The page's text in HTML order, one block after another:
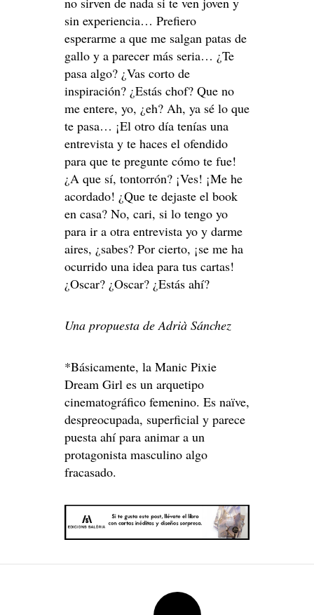
sin experiencia… Prefiero
esperarme a que me salgan patas de
gallo y a parecer más seria… ¿Te
pasa algo? ¿Vas corto de
inspiración? ¿Estás chof? Que no
me entere, yo, ¿eh? Ah, ya sé lo que
te pasa… ¡El otro día tenías una
entrevista y te haces el ofendido
para que te pregunte cómo te fue!
¿A que sí, tontorrón? ¡Ves! ¡Me he
acordado! ¿Que te dejaste el book
en casa? No, cari, si lo tengo yo
para ir a otra entrevista yo y darme
aires, ¿sabes? Por cierto, ¡se me ha
ocurrido una idea para tus cartas!
¿Oscar? ¿Oscar? ¿Estás ahí?
Una propuesta de Adrià Sánchez
*Básicamente, la Manic Pixie
Dream Girl es un arquetipo
cinematográfico femenino. Es naïve,
despreocupada, superficial y parece
puesta ahí para animar a un
protagonista masculino algo
fracasado.